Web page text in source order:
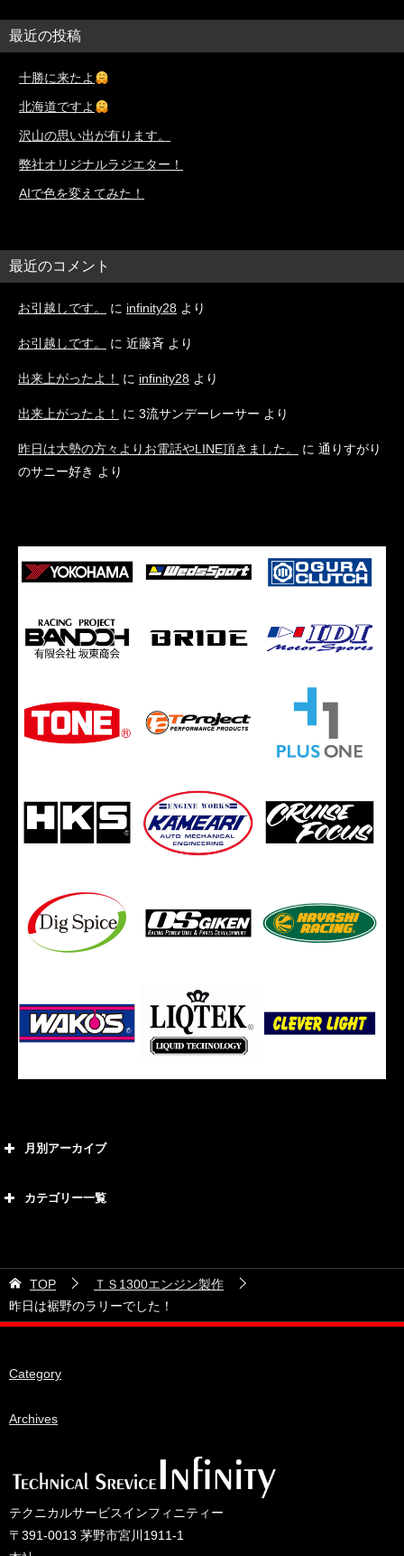
最近の投稿
十勝に来たよ
北海道ですよ
沢山の思い出が有ります。
弊社オリジナルラジエター！
AIで色を変えてみた！
最近のコメント
お引越しです。 に infinity28 より
お引越しです。 に 近藤斉 より
出来上がったよ！ に infinity28 より
出来上がったよ！ に 3流サンデーレーサー より
昨日は大勢の方々よりお電話やLINE頂きました。 に 通りすがり
のサニー好き より
月別アーカイブ
2026年5月
2026年4月
2025年12月
2025年10月
2025年9月
2025年8月
カテゴリー一覧
21号車
28号車
38号車
IDIブレーキパッド
JCCAクラッシックカーレース
TOP
ＴＳ1300エンジン製作
昨日は裾野のラリーでした！
Category
Archives
テクニカルサービスインフィニティー
〒391-0013 茅野市宮川1911-1